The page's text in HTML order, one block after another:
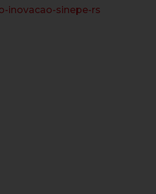
inovacao-sinepe-rs